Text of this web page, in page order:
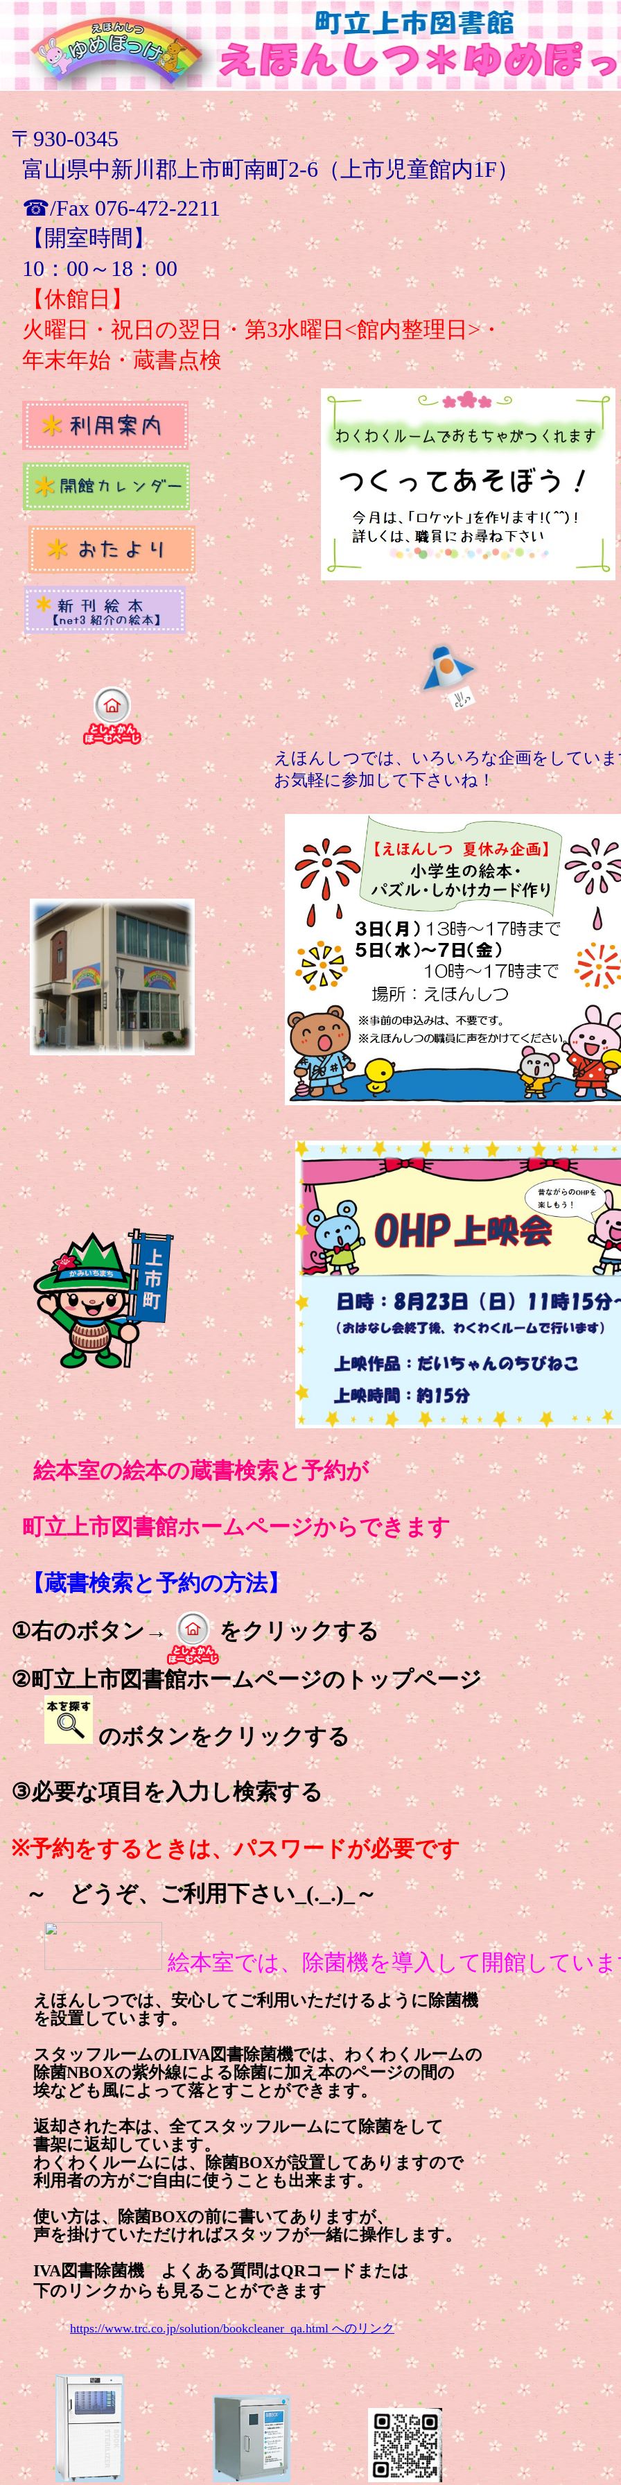
〒930-0345
富山県中新川郡上市町南町2-6（上市児童館内1F）
☎/Fax 076-472-2211
【開室時間】
10：00～18：00
【休館日】
火曜日・祝日の翌日・第3水曜日<館内整理日>・
年末年始・蔵書点検
えほんしつでは、いろいろな企画をしていま
お気軽に参加して下さいね
絵本室の絵本の蔵書検索と予約が
町立上市図書館ホームページからできます
【蔵書検索と予約の方法】
①右のボタン→
をクリックする
②町立上市図書館ホームページのトップページ
のボタンをクリックする
③必要な項目を入力し検索する
※予約をするときは、パスワードが必要です
～ どうぞ、ご利用下さい_(._.)_～
絵本室では、 除菌機を導入して開館してい
えほんしつでは、安心してご利用いただけるように除菌機
を設置しています。
スタッフルームのLIVA図書除菌機では、わくわくルームの
除菌NBOXの紫外線による除菌に加え本のページの間の
埃なども風によって落とすことができます。
返却された本は、全てスタッフルームにて除菌をして
書架に返却しています。
わくわくルームには、除菌BOXが設置してありますので
利用者の方がご自由に使うことも出来ます。
使い方は、除菌BOXの前に書いてありますが、
声を掛けていただければスタッフが一緒に操作します。
IVA図書除菌機 よくある質問はQRコードまたは
下のリンクからも見ることができます
https://www.trc.co.jp/solution/bookcleaner_qa.html へのリンク